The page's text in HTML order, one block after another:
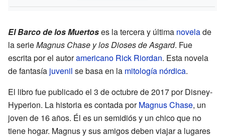
El Barco de los Muertoses la tercera y última novelade
la serieMagnus Chase y los Dioses de Asgard. Fue
escrita por el autoramericano Rick Riordan. Esta novela
de fantasía juvenil se basa en la mitología nórdica.
El libro fue publicado el 3 de octubre de 2017 por Disney-
Hyperion. La historia es contada porMagnus Chase, un
joven de 16 años. Él es un semidiós y un chico que no
tiene hogar. Magnus y sus amigos deben viajar a lugares